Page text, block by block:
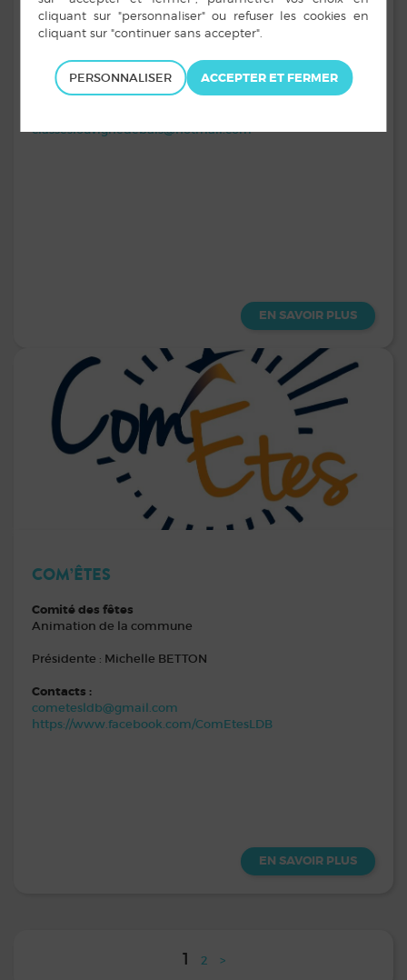
CLASSES
Classes de Louvigné-de-Bais
Organisation de la rencontre annuelle des classes
classeslouvignedebais@hotmail.com
EN SAVOIR PLUS
COM’ÊTES
Comité des fêtes
Animation de la commune
Présidente : Michelle BETTON
Contacts :
cometesldb@gmail.com
https://www.facebook.com/ComEtesLDB
EN SAVOIR PLUS
1 2 >
PERSONNALISER